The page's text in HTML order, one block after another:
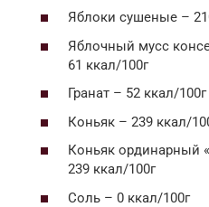
Яблоки сушеные –
Яблочный мусс
61 ккал/100г
Гранат – 52 ккал/100г
Коньяк – 239 ккал/
Коньяк ординарный
239 ккал/100г
Соль – 0 ккал/100г